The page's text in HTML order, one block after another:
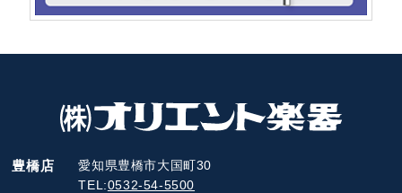
豊橋店
愛知県豊橋市大国町30
TEL:0532-54-5500